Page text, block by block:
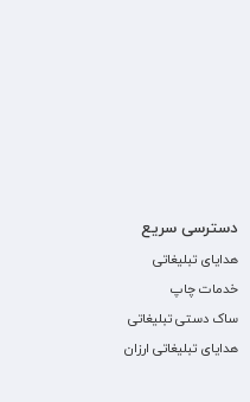
دسترسی سریع
هدایای تبلیغاتی
خدمات چاپ
ساک دستی تبلیغاتی
هدایای تبلیغاتی ارزان